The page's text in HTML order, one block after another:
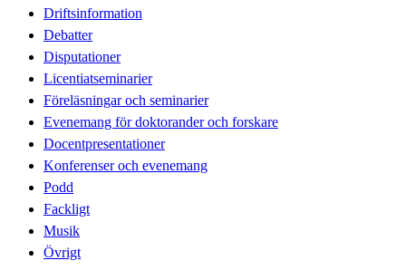
Driftsinformation
Debatter
Disputationer
Licentiatseminarier
Föreläsningar och seminarier
Evenemang för doktorander och forskare
Docentpresentationer
Konferenser och evenemang
Podd
Fackligt
Musik
Övrigt